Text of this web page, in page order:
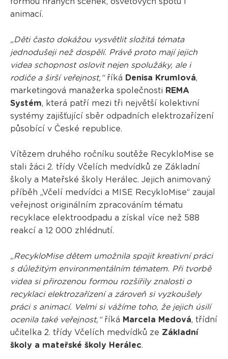
animací.
„Děti často dokážou vysvětlit složitá témata
jednodušeji než dospělí. Právě proto mají jejich
videa schopnost oslovit nejen spolužáky, ale i
rodiče a širší veřejnost,“říká Denisa Krumlová,
marketingová manažerka společnosti REMA
Systém, která patří mezi tři největší kolektivní
systémy zajišťující sběr odpadních elektrozařízení
působící v České republice.
Vítězem druhého ročníku soutěže RecykloMise se
stali žáci 2. třídy Včelích medvídků ze Základní
školy a Mateřské školy Herálec. Jejich animovaný
příběh „Včelí medvídci a MISE RecykloMise“ zaujal
veřejnost originálním zpracováním tématu
recyklace elektroodpadu a získal více než 588
reakcí a 12 000 zhlédnutí.
„RecykloMise dětem umožnila spojit kreativní práci
s důležitým environmentálním tématem. Při tvorbě
videa si přirozenou formou rozšířily znalosti o
recyklaci elektrozařízení a zároveň si vyzkoušely
práci s animací. Velmi si vážíme toho, že jejich úsilí
ocenila také veřejnost,“říká Marcela Medová, třídní
učitelka 2. třídy Včelích medvídků ze Základní
školy a mateřské školy Herálec.